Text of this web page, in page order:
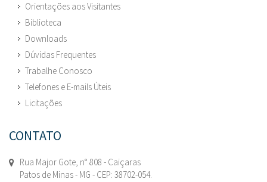
Orientações aos Visitantes
Biblioteca
Downloads
Dúvidas Frequentes
Trabalhe Conosco
Telefones e E-mails Úteis
Licitações
CONTATO
Rua Major Gote, n° 808 - Caiçaras
Patos de Minas - MG - CEP: 38702-054.